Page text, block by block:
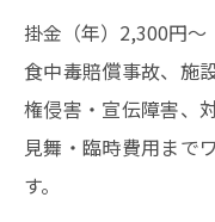
掛金（年）2,300円～
食中毒賠償事故、施
権侵害・宣伝障害、
見舞・臨時費用まで
す。